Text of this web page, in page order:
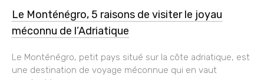
Le Monténégro, 5 raisons de visiter le joyau
méconnu de l’Adriatique
Le Monténégro, petit pays situé sur la côte adriatique, est
une destination de voyage méconnue qui en vaut